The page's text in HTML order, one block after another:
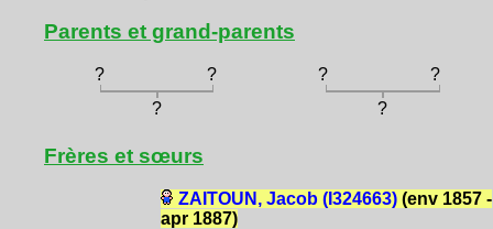
Parents et grand-parents
? ? ?
?
?
?
Frères et sœurs
ZAITOUN, Jacob (I324663)(env 1857 -
apr 1887)